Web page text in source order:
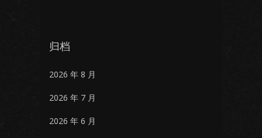
归档
2026 年 8 月
2026 年 7 月
2026 年 6 月